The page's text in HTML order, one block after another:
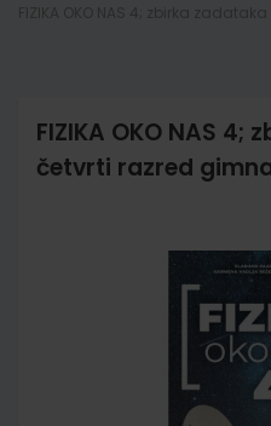
FIZIKA OKO NAS
četvrti razred